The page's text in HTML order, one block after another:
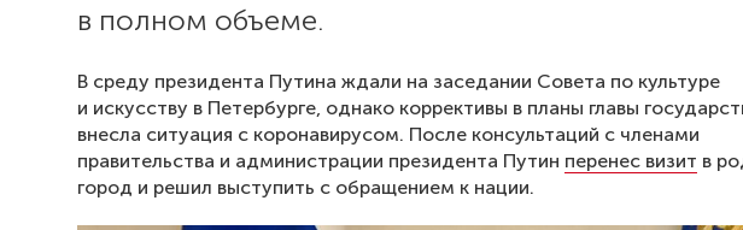
в полном объеме.
В среду президента Путина ждали на заседании Совета по культуре
и искусству в Петербурге, однако коррективы в планы главы
внесла ситуация с коронавирусом. После консультаций с членами
правительства и администрации президента Путин перенес визит в
город и решил выступить с обращением к нации.